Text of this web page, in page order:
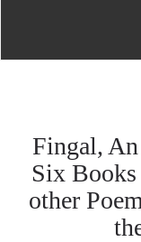
Fingal,
Six Books
other